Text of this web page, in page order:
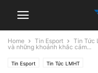
Home Tin Esport Tin Tức
và những khoảnh khắc cảm...
Tin Esport Tin Tức LMHT